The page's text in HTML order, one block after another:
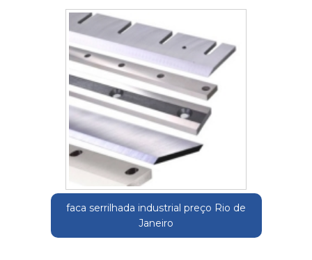
faca serrilhada industrial preço Rio de
Janeiro